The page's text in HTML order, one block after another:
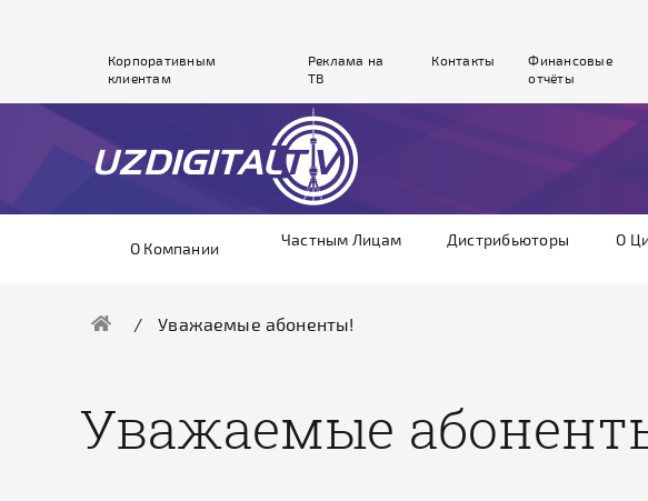
Корпоративным
клиентам
Реклама на
ТВ
Контакты
Финансовые
отчёты
О Компании Частным Лицам Дистрибьюторы О
Уважаемые абоненты!
Уважаемые